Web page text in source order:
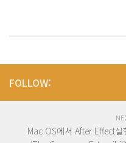
FOLLOW:
Mac OS에서 After Effect